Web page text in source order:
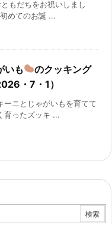
もだちをお祝いしまし
めてのお誕 ...
いも
のクッキング
・7・1）
ーニとじゃがいもを育てて
育ったズッキ ...